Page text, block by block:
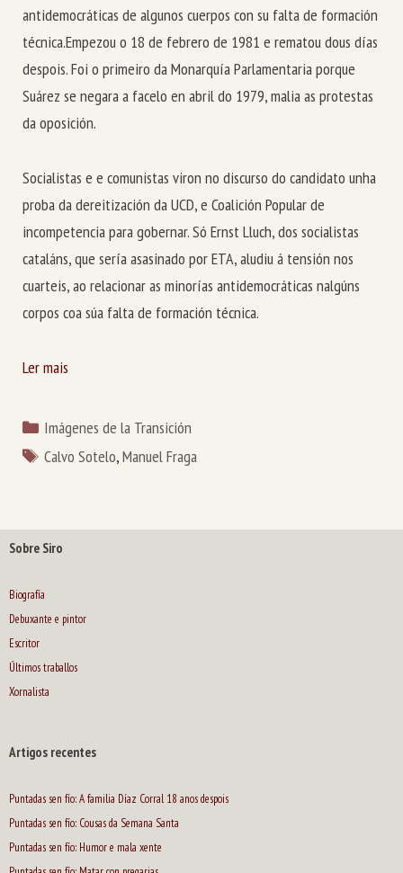
antidemocráticas de algunos cuerpos con su falta de formación
técnica.Empezou o 18 de febrero de 1981 e rematou dous días
despois. Foi o primeiro da Monarquía Parlamentaria porque
Suárez se negara a facelo en abril do 1979, malia as protestas
da oposición.
Socialistas e e comunistas viron no discurso do candidato unha
proba da dereitización da UCD, e Coalición Popular de
incompetencia para gobernar. Só Ernst Lluch, dos socialistas
cataláns, que sería asasinado por ETA, aludiu á tensión nos
cuarteis, ao relacionar as minorías antidemocráticas nalgúns
corpos coa súa falta de formación técnica.
Ler mais
Categorías
Imágenes de la Transición
Etiquetas
Calvo Sotelo,Manuel Fraga
Sobre Siro
Biografía
Debuxante e pintor
Escritor
Últimos traballos
Xornalista
Artigos recentes
Puntadas sen fío: A familia Díaz Corral 18 anos despois
Puntadas sen fío: Cousas da Semana Santa
Puntadas sen fío: Humor e mala xente